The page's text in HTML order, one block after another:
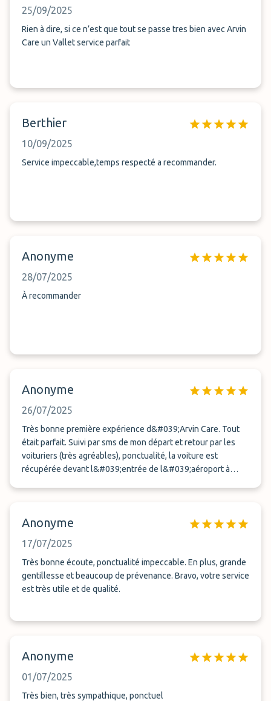
25/09/2025
Rien à dire, si ce n’est que tout se passe tres bien avec Arvin
Care un Vallet service parfait
Berthier
10/09/2025
Service impeccable,temps respecté a recommander.
Anonyme
28/07/2025
À recommander
Anonyme
26/07/2025
Très bonne première expérience d&#039;Arvin Care. Tout
était parfait. Suivi par sms de mon départ et retour par les
voituriers (très agréables), ponctualité, la voiture est
récupérée devant l&#039;entrée de l&#039;aéroport à
Anonyme
17/07/2025
Très bonne écoute, ponctualité impeccable. En plus, grande
gentillesse et beaucoup de prévenance. Bravo, votre service
est très utile et de qualité.
Anonyme
01/07/2025
Très bien, très sympathique, ponctuel